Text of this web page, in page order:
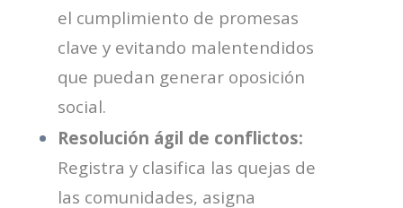
el cumplimiento de promesas
clave y evitando malentendidos
que puedan generar oposición
social.
Resolución ágil de conflictos:
Registra y clasifica las quejas de
las comunidades, asigna